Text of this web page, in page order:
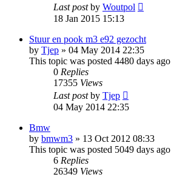
Last postby Woutpol
18 Jan 2015 15:13
Stuur en pook m3 e92 gezocht
by Tjep » 04 May 2014 22:35
This topic was posted 4480 days ago
0 Replies
17355 Views
Last postby Tjep
04 May 2014 22:35
Bmw
by bmwm3 » 13 Oct 2012 08:33
This topic was posted 5049 days ago
6 Replies
26349 Views